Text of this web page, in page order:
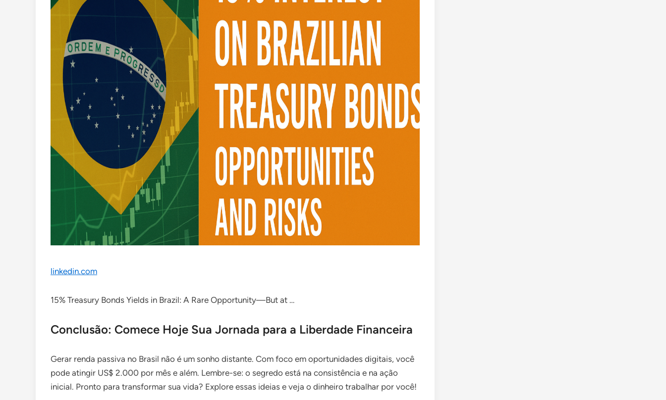
linkedin.com
15% Treasury Bonds Yields in Brazil: A Rare Opportunity—But at …
Conclusão: Comece Hoje Sua Jornada para a Liberdade Financeira
Gerar renda passiva no Brasil não é um sonho distante. Com foco em oportunidades digitais, você
pode atingir US$ 2.000 por mês e além. Lembre-se: o segredo está na consistência e na ação
inicial. Pronto para transformar sua vida? Explore essas ideias e veja o dinheiro trabalhar por você!